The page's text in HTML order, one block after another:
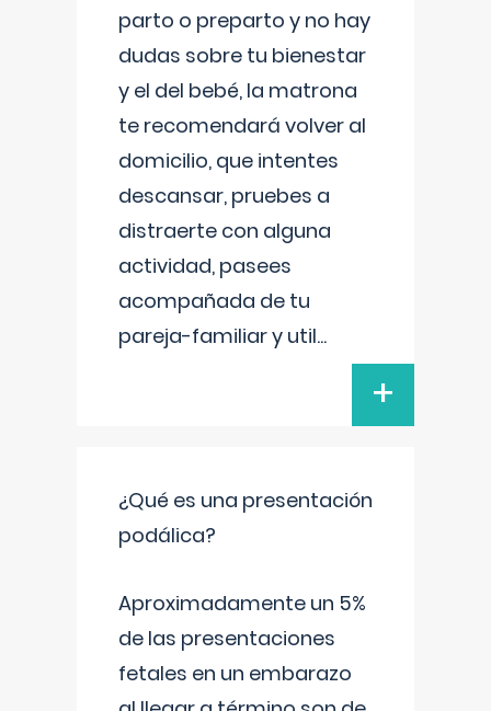
parto o preparto y no hay
dudas sobre tu bienestar
y el del bebé, la matrona
te recomendará volver al
domicilio, que intentes
descansar, pruebes a
distraerte con alguna
actividad, pasees
acompañada de tu
pareja-familiar y util...
+
¿Qué es una presentación
podálica?
Aproximadamente un 5%
de las presentaciones
fetales en un embarazo